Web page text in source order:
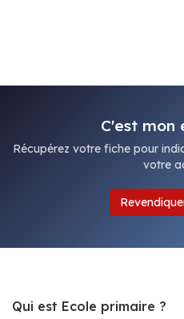
C'est mon
Récupérez votre fiche pour
votre
Qui est Ecole primaire ?